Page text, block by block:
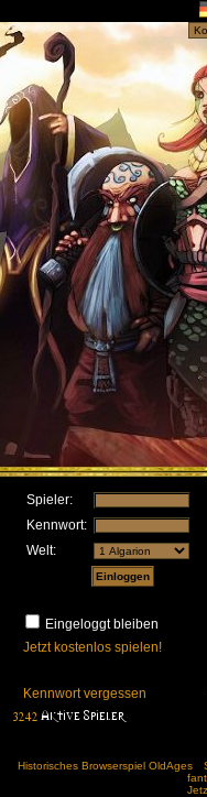
Spieler:
Kennwort:
Welt:
Eingeloggt bleiben
Jetzt kostenlos spielen!
Kennwort vergessen
Historisches Browserspiel OldAges